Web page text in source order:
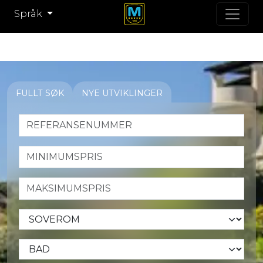
Språk
FULLT SØK NYE UTVIKLINGER